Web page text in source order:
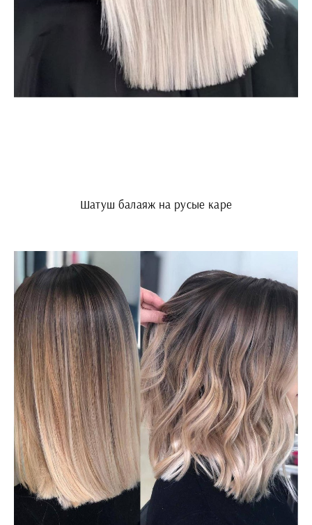
Шатуш балаяж на русые каре